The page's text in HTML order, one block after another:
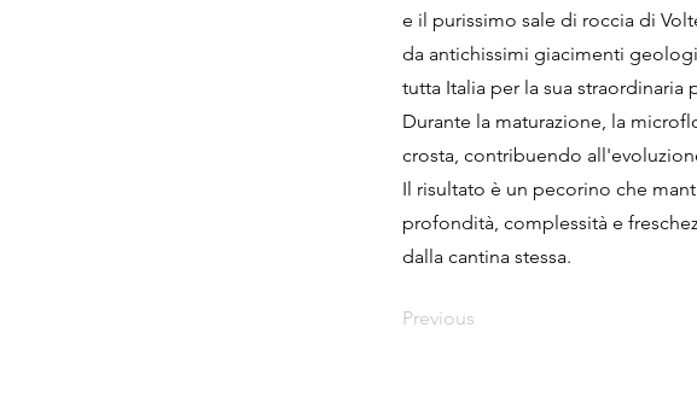
e il purissimo sale di roccia di
da antichissimi giacimenti
tutta Italia per la sua straordinaria
Durante la maturazione, la
crosta, contribuendo
Il risultato è un pecorino che
profondità, complessità e
dalla cantina stessa.
Previous